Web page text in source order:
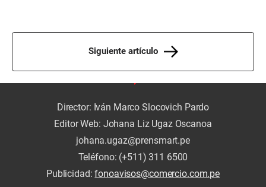
Siguiente artículo
Director: Iván Marco Slocovich Pardo
Editor Web: Johana Liz Ugaz Oscanoa
johana.ugaz@prensmart.pe
Teléfono: (+511) 311 6500
Publicidad:fonoavisos@comercio.com.pe